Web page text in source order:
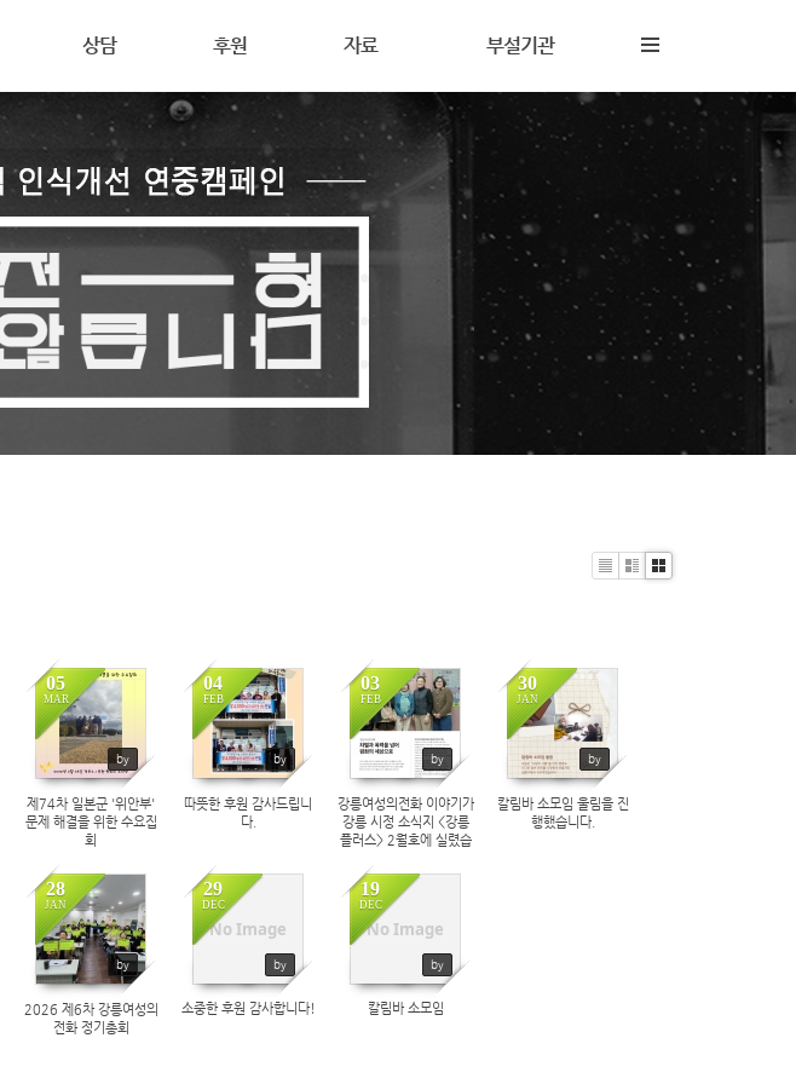
상담
상담안내
여성주의상담이란
온라인 상담
후원
후원안내
회원활동
자원활동
자료
재정보고
갤러리
부설기관
해솔상담소
Li
Zi
G
05
MAR
by
240
제74차 일본군 '위안부'
문제 해결을 위한 수요집
회
04
FEB
by
320
따뜻한 후원 감사드립니
다.
03
FEB
by
288
강릉여성의전화 이야기가
강릉 시정 소식지 <강릉
플러스> 2월호에 실렸습
30
JAN
by
262
칼림바 소모임 울림을 진
행했습니다.
28
JAN
by
281
2026 제6차 강릉여성의
전화 정기총회
No Image
29
DEC
by
소중한 후원 감사합니다!
No Image
19
DEC
by
칼림바 소모임